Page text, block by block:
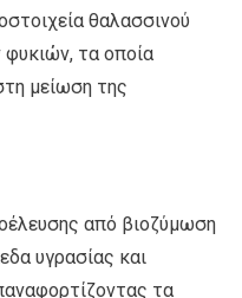
θαλασσινού
φυκιών, τα οποία
μείωση της
από βιοζύμωση
υγρασίας και
τα